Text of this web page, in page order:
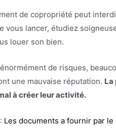
de copropriété peut
vous lancer, étudiez
louer son bien.
énormément de risques,
une mauvaise réputation. La
à créer leur activité.
Les documents a fournir par